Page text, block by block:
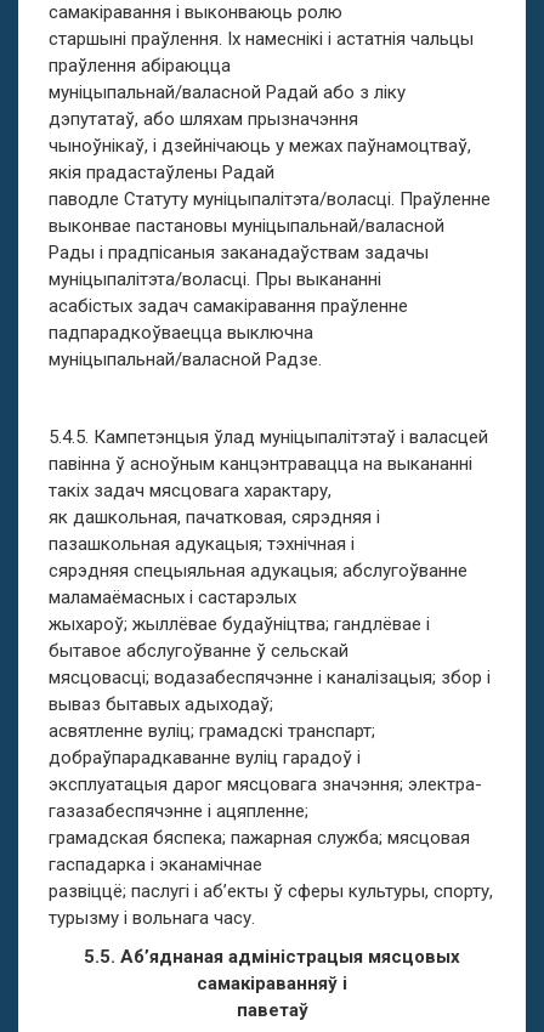
самакіравання і выконваюць ролю
старшыні праўлення. Іх намеснікі і астатнія чальцы
праўлення абіраюцца
муніцыпальнай/валасной Радай або з ліку
дэпутатаў, або шляхам прызначэння
чыноўнікаў, і дзейнічаюць у межах паўнамоцтваў,
якія прадастаўлены Радай
паводле Статуту муніцыпалітэта/воласці. Праўленне
выконвае пастановы муніцыпальнай/валасной
Рады і прадпісаныя заканадаўствам задачы
муніцыпалітэта/воласці. Пры выкананні
асабістых задач самакіравання праўленне
падпарадкоўваецца выключна
муніцыпальнай/валасной Радзе.
5.4.5. Кампетэнцыя ўлад муніцыпалітэтаў і валасцей
павінна ў асноўным канцэнтравацца на выкананні
такіх задач мясцовага характару,
як дашкольная, пачатковая, сярэдняя і
пазашкольная адукацыя; тэхнічная і
сярэдняя спецыяльная адукацыя; абслугоўванне
маламаёмасных і састарэлых
жыхароў; жыллёвае будаўніцтва; гандлёвае і
бытавое абслугоўванне ў сельскай
мясцовасці; водазабеспячэнне і каналізацыя; збор і
вываз бытавых адыходаў;
асвятленне вуліц; грамадскі транспарт;
добраўпарадкаванне вуліц гарадоў і
эксплуатацыя дарог мясцовага значэння; электра-
газазабеспячэнне і ацяпленне;
грамадская бяспека; пажарная служба; мясцовая
гаспадарка і эканамічнае
развіццё; паслугі і аб’екты ў сферы культуры, спорту,
турызму і вольнага часу.
5.5. Аб’яднаная адміністрацыя мясцовых
самакіраванняў і
паветаў